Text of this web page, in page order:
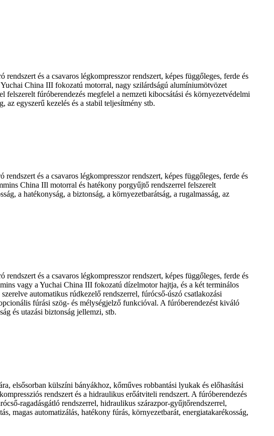
és a csavaros légkompresszor rendszert, képes függőleges, ferde és
China III fokozatú motorral, nagy szilárdságú alumíniumötvözet
fúróberendezés megfelel a nemzeti kibocsátási és környezetvédelmi
az egyszerű kezelés és a stabil teljesítmény stb.
és a csavaros légkompresszor rendszert, képes függőleges, ferde és
China IIl motorral és hatékony porgyűjtő rendszerrel felszerelt
a hatékonyság, a biztonság, a környezetbarátság, a rugalmasság, az
és a csavaros légkompresszor rendszert, képes függőleges, ferde és
vagy a Yuchai China III fokozatú dízelmotor hajtja, és a két terminálos
automatikus rúdkezelő rendszerrel, fúrócső-úszó csatlakozási
fúrási szög- és mélységjelző funkcióval. A fúróberendezést kiváló
és utazási biztonság jellemzi, stb.
elsősorban külszíni bányákhoz, kőműves robbantási lyukak és előhasítási
rendszert és a hidraulikus erőátviteli rendszert. A fúróberendezés
ragadásgátló rendszerrel, hidraulikus szárazpor-gyűjtőrendszerrel,
magas automatizálás, hatékony fúrás, környezetbarát, energiatakarékosság,